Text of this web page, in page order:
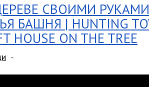
СВОИМИ
БАШНЯ | HUNTING
HOUSE ON THE TREE